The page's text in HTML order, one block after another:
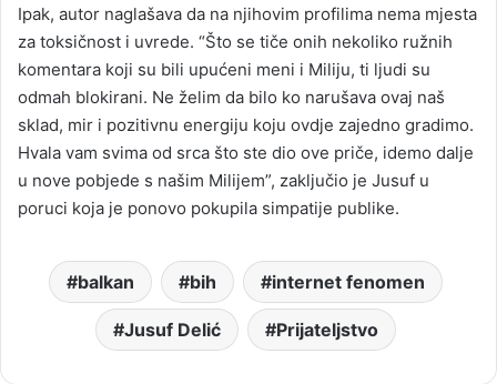
Ipak, autor naglašava da na njihovim profilima nema mjesta
za toksičnost i uvrede. “Što se tiče onih nekoliko ružnih
komentara koji su bili upućeni meni i Miliju, ti ljudi su
odmah blokirani. Ne želim da bilo ko narušava ovaj naš
sklad, mir i pozitivnu energiju koju ovdje zajedno gradimo.
Hvala vam svima od srca što ste dio ove priče, idemo dalje
u nove pobjede s našim Milijem”, zaključio je Jusuf u
poruci koja je ponovo pokupila simpatije publike.
balkan bih internet fenomen
Jusuf Delić Prijateljstvo